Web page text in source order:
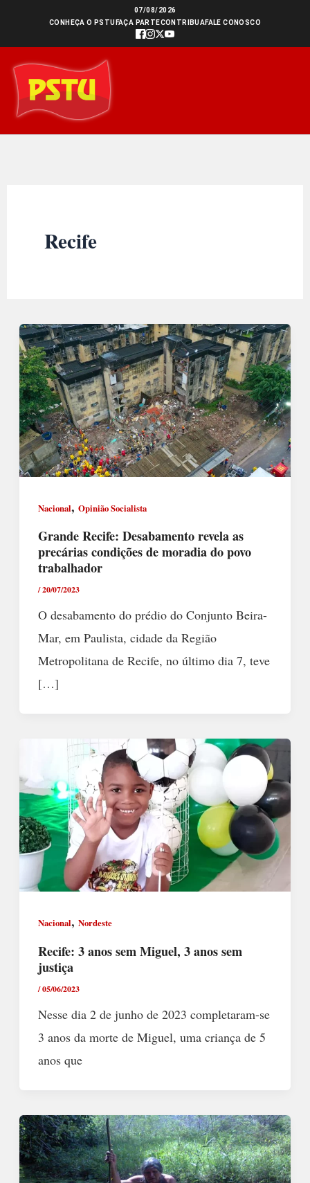
conteúdo
07/08/2026
CONHEÇA O PSTU FAÇA PARTECONTRIBUAFALE CONOSCO
Recife
Nacional, Opinião Socialista
Grande Recife: Desabamento revela as
precárias condições de moradia do povo
trabalhador
/20/07/2023
O desabamento do prédio do Conjunto Beira-
Mar, em Paulista, cidade da Região
Metropolitana de Recife, no último dia 7, teve
[…]
Nacional, Nordeste
Recife: 3 anos sem Miguel, 3 anos sem
justiça
/05/06/2023
Nesse dia 2 de junho de 2023 completaram-se
3 anos da morte de Miguel, uma criança de 5
anos que